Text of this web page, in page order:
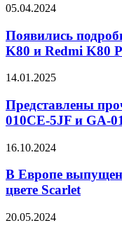
и
Air6
Pro
Появились
о
смартфонах
Redmi
и
K80
Pro
05.04.2024
Появились
K80 и Redmi K80
Представлены
часы
Casio
G-
GD-
5JF
и
010CE-
14.01.2025
Представлены
010CE-5JF и GA-
В
выпущен
смартфон
Sony
1
16.10.2024
В Европе
цвете Scarlet
Представлены
20.05.2024